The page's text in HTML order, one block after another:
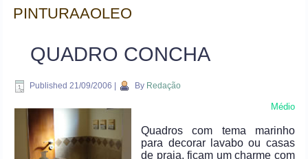
PINTURAAOLEO
QUADRO CONCHA
Published 21/09/2006 By Redação
Médio
Quadros com tema marinho
para decorar lavabo ou casas
de praia, ficam um charme com